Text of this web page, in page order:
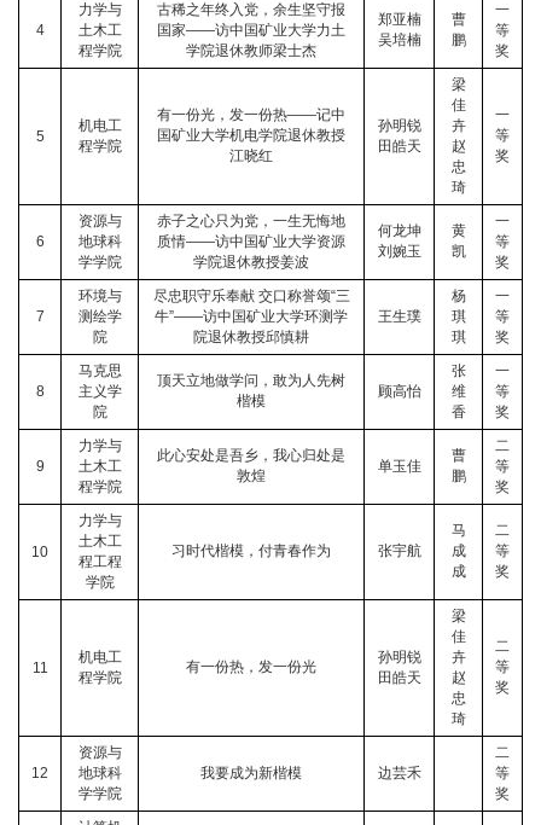
4
力学与
土木工
程学院
古稀之年终入党，余生坚守报
国家——访中国矿业大学力土
学院退休教师梁士杰
郑亚楠
吴培楠
曹
鹏
一
等
奖
5
机电工
程学院
有一份光，发一份热——记中
国矿业大学机电学院退休教授
江晓红
孙明锐
田皓天
梁
佳
卉
赵
忠
琦
一
等
奖
6
资源与
地球科
学学院
赤子之心只为党，一生无悔地
质情——访中国矿业大学资源
学院退休教授姜波
何龙坤
刘婉玉
黄
凯
一
等
奖
7
环境与
测绘学
院
尽忠职守乐奉献 交口称誉颂“三
牛”——访中国矿业大学环测学
院退休教授邱慎耕
王生璞
杨
琪
琪
一
等
奖
8
马克思
主义学
院
顶天立地做学问，敢为人先树
楷模
顾高怡
张
维
香
一
等
奖
9
力学与
土木工
程学院
此心安处是吾乡，我心归处是
敦煌
单玉佳
曹
鹏
二
等
奖
10
力学与
土木工
程工程
学院
习时代楷模，付青春作为 张宇航
马
成
成
二
等
奖
11
机电工
程学院
有一份热，发一份光
孙明锐
田皓天
梁
佳
卉
赵
忠
琦
二
等
奖
12
资源与
地球科
学学院
我要成为新楷模 边芸禾
二
等
奖